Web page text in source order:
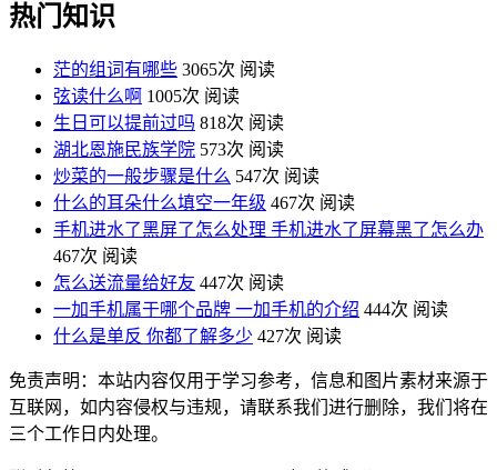
热门知识
茫的组词有哪些 3065次 阅读
弦读什么啊 1005次 阅读
生日可以提前过吗 818次 阅读
湖北恩施民族学院 573次 阅读
炒菜的一般步骤是什么 547次 阅读
什么的耳朵什么填空一年级 467次 阅读
手机进水了黑屏了怎么处理 手机进水了屏幕黑了怎么办
467次 阅读
怎么送流量给好友 447次 阅读
一加手机属于哪个品牌 一加手机的介绍 444次 阅读
什么是单反 你都了解多少 427次 阅读
免责声明：本站内容仅用于学习参考，信息和图片素材来源于
互联网，如内容侵权与违规，请联系我们进行删除，我们将在
三个工作日内处理。